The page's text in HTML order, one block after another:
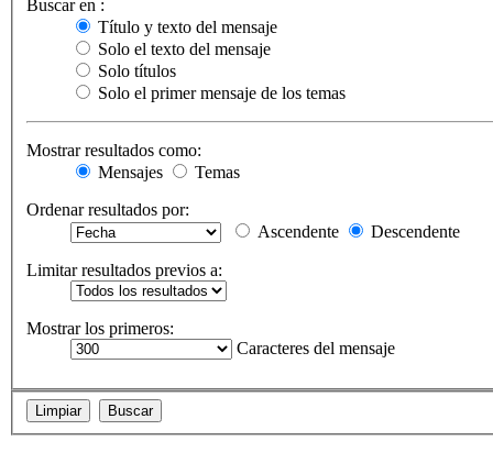
Buscar en :
Título y texto del mensaje
Solo el texto del mensaje
Solo títulos
Solo el primer mensaje de los temas
Mostrar resultados como:
Mensajes
Temas
Ordenar resultados por:
Ascendente
Descendente
Limitar resultados previos a:
Mostrar los primeros:
Caracteres del mensaje